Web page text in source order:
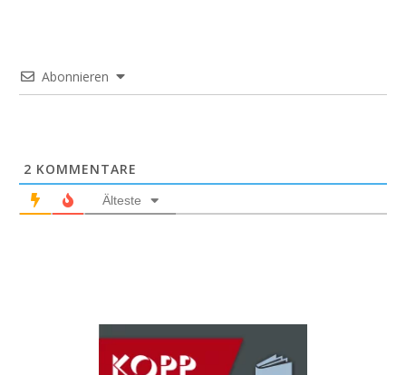
Abonnieren
2 KOMMENTARE
Älteste